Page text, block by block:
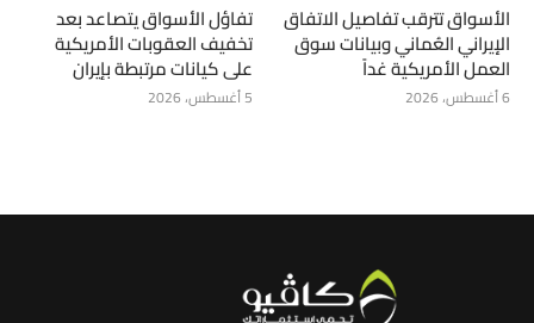
الأسواق تترقب تفاصيل الاتفاق
الإيراني العُماني وبيانات سوق
العمل الأمريكية غداً
6 أغسطس، 2026
تفاؤل الأسواق يتصاعد بعد
تخفيف العقوبات الأمريكية
على كيانات مرتبطة بإيران
5 أغسطس، 2026